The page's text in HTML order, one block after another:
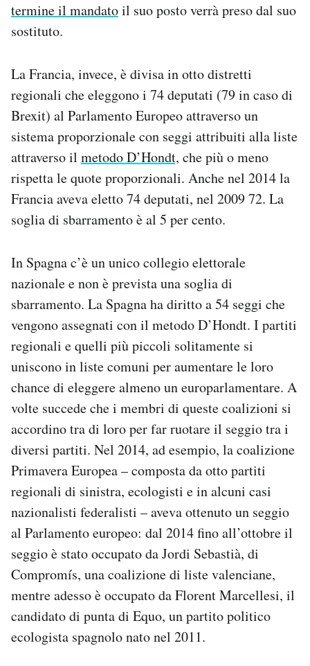
termine il mandatoil suo posto verrà preso dal suo
sostituto.
La Francia, invece, è divisa in otto distretti
regionali che eleggono i 74 deputati (79 in caso di
Brexit) al Parlamento Europeo attraverso un
sistema proporzionale con seggi attribuiti alla liste
attraverso il metodo D’Hondt, che più o meno
rispetta le quote proporzionali. Anche nel 2014 la
Francia aveva eletto 74 deputati, nel 2009 72. La
soglia di sbarramento è al 5 per cento.
In Spagna c’è un unico collegio elettorale
nazionale e non è prevista una soglia di
sbarramento. La Spagna ha diritto a 54 seggi che
vengono assegnati con il metodo D’Hondt. I partiti
regionali e quelli più piccoli solitamente si
uniscono in liste comuni per aumentare le loro
chance di eleggere almeno un europarlamentare. A
volte succede che i membri di queste coalizioni si
accordino tra di loro per far ruotare il seggio tra i
diversi partiti. Nel 2014, ad esempio, la coalizione
Primavera Europea – composta da otto partiti
regionali di sinistra, ecologisti e in alcuni casi
nazionalisti federalisti – aveva ottenuto un seggio
al Parlamento europeo: dal 2014 fino all’ottobre il
seggio è stato occupato da Jordi Sebastià, di
Compromís, una coalizione di liste valenciane,
mentre adesso è occupato da Florent Marcellesi, il
candidato di punta di Equo, un partito politico
ecologista spagnolo nato nel 2011.